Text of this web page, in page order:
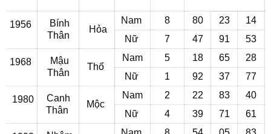
1956
Bính
Thân
Hỏa
Nam 8 80 23
14
Nữ
7 47 91 53
1968
Mậu
Thân
Thổ
Nam 5 18 65
28
Nữ
1 92 37 77
1980
Canh
Thân
Mộc
Nam 2 22 83
40
Nữ
4 39 71 61